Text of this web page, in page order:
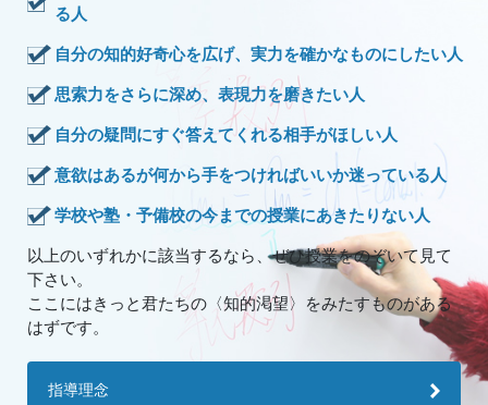
る人
自分の知的好奇心を広げ、実力を確かなものにしたい人
思索力をさらに深め、表現力を磨きたい人
自分の疑問にすぐ答えてくれる相手がほしい人
意欲はあるが何から手をつければいいか迷っている人
学校や塾・予備校の今までの授業にあきたりない人
以上のいずれかに該当するなら、ぜひ授業をのぞいて見て
下さい。
​​​​​​​ここにはきっと君たちの〈知的渇望〉をみたすものがある
はずです。
指導理念